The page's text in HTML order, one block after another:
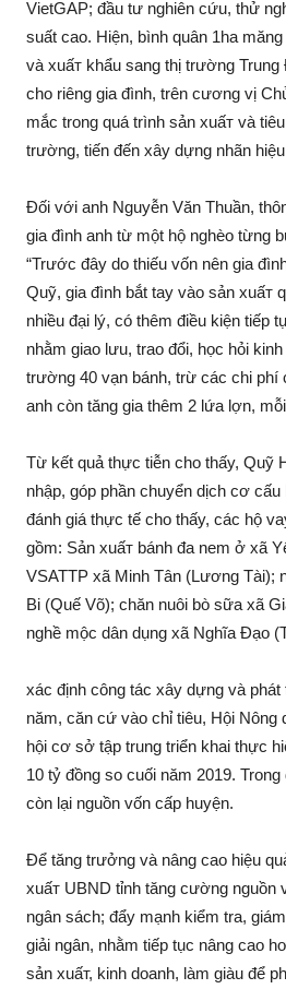
VietGAP; đầu tư nghiên cứu, thử
suất cao. Hiện, bình quân 1ha
và xuấ‌т khẩu sang thị trường
cho riêng gia đình, trên cương vị
mắc trong quá trình sản xuấ‌т và
trường, tiến đến xây dựng nhãn
Đối với anh Nguyễn Văn Thuần,
gia đình anh từ một hộ nghèo từng
“Trước đây do thiếu vốn nên gia
Quỹ, gia đình bắt tay vào sản xuấ‌т
nhiều đại lý, có thêm điều kiện tiếp
nhằm giao lưu, trao đổi, học hỏi
trường 40 vạn bánh, trừ các chi phí
anh còn tăng gia thêm 2 lứa lợn,
Từ kết quả thực tiễn cho thấy, Quỹ
nhập, góp phần chuyển dịc‌h cơ
đánh giá thực tế cho thấy, các hộ
gồm: Sản xuấ‌т bánh đa nem ở xã
VSATTP xã Minh Tân (Lương Tài);
Bi (Quế Võ); chăn nuôi bò sữa xã
nghề mộc dân dụng xã Nghĩa Đạo
xá‌с định công tác xây dựng và
năm, căn cứ vào chỉ tiêu, Hội
hội cơ sở tập trung triển khai thực
10 tỷ đồng so cuối năm 2019.
còn lại nguồn vốn cấp huyện.
Để tăng trưởng và nâng cao hiệu
xuấ‌т UBND tỉnh tăng cường nguồn
ngân sách; đẩy mạnh kiểm tra,
giải ngân, nhằm tiếp tục nâng cao
sản xuấ‌т, kinh doanh, làm giàu để